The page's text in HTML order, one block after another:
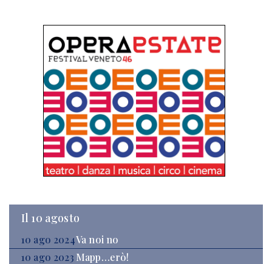
Il 10 agosto
10 ago 2024Va noi no
10 ago 2023 Mapp…erò!